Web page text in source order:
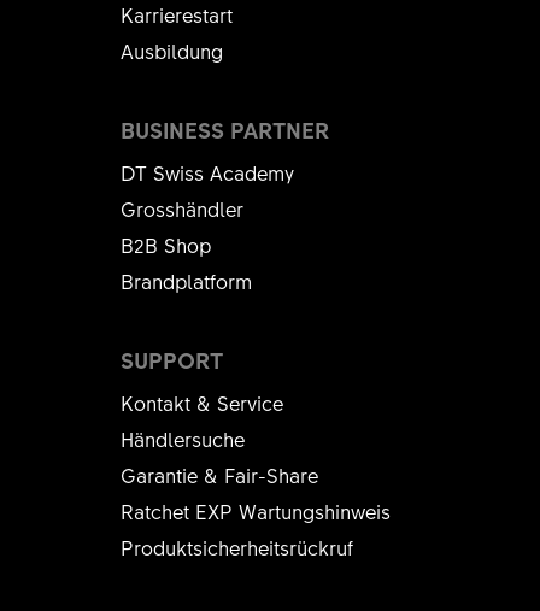
Karrierestart
Ausbildung
SUPPORT
Kontakt & Service
Händlersuche
Garantie & Fair-Share
Ratchet EXP Wartungshinweis
Produktsicherheitsrückruf
BUSINESS PARTNER
DT Swiss Academy
Grosshändler
B2B Shop
Brandplatform